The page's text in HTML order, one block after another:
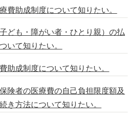
費助成制度について知りたい。
ども・障がい者・ひとり親）の払
いて知りたい。
助成制度について知りたい。
険者の医療費の自己負担限度額及
き方法について知りたい。